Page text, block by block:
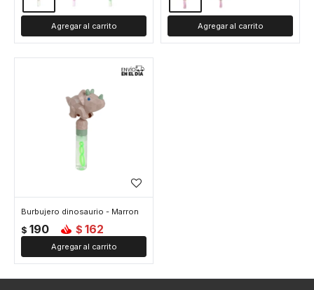
Burbujero dinosaurio - Marron
$ 190 $ 162